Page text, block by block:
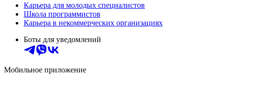
Карьера для молодых специалистов
Школа программистов
Карьера в некоммерческих организациях
Боты для уведомлений
Мобильное приложение